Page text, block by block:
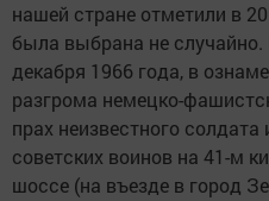
нашей стране отметили в
была выбрана не
декабря 1966 года, в
разгрома немецко-
прах неизвестного
советских воинов на 41-м
шоссе (на въезде в город